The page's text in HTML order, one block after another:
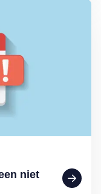
niet
een niet ontvangen